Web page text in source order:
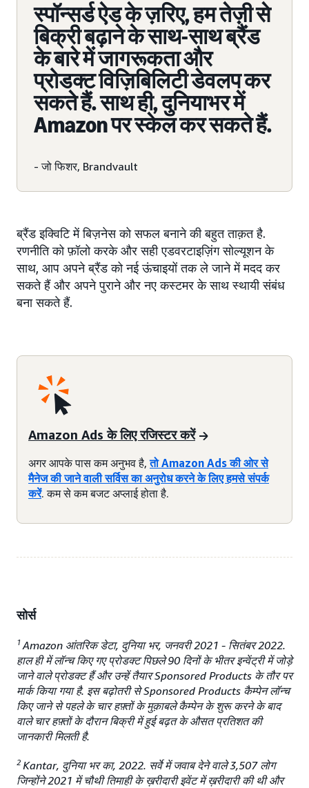
स्पॉन्सर्ड ऐड के ज़रिए, हम तेज़ी से
बिक्री बढ़ाने के साथ-साथ ब्रैंड
के बारे में जागरूकता और
प्रोडक्ट विज़िबिलिटी डेवलप कर
सकते हैं. साथ ही, दुनियाभर में
Amazon पर स्केल कर सकते हैं.
- जो फिशर, Brandvault
ब्रैंड इक्विटि में बिज़नेस को सफल बनाने की बहुत ताक़त है.
रणनीति को फ़ॉलो करके और सही एडवरटाइज़िंग सोल्यूशन के
साथ, आप अपने ब्रैंड को नई ऊंचाइयों तक ले जाने में मदद कर
सकते हैं और अपने पुराने और नए कस्टमर के साथ स्थायी संबंध
बना सकते हैं.
Amazon Ads के लिए रजिस्टर करें
अगर आपके पास कम अनुभव है,तो Amazon Ads की ओर से
मैनेज की जाने वाली सर्विस का अनुरोध करने के लिए हमसे संपर्क
करें. कम से कम बजट अप्लाई होता है.
सोर्स
1 Amazon आंतरिक डेटा, दुनिया भर, जनवरी 2021 - सितंबर 2022.
हाल ही में लॉन्च किए गए प्रोडक्ट पिछले 90 दिनों के भीतर इन्वेंट्री में जोड़े
जाने वाले प्रोडक्ट हैं और उन्हें तैयार Sponsored Products के तौर पर
मार्क किया गया है. इस बढ़ोतरी से Sponsored Products कैम्पेन लॉन्च
किए जाने से पहले के चार हफ़्तों के मुक़ाबले कैम्पेन के शुरू करने के बाद
वाले चार हफ़्तों के दौरान बिक्री में हुई बढ़त के औसत प्रतिशत की
जानकारी मिलती है.
2 Kantar, दुनिया भर का, 2022. सर्वे में जवाब देने वाले 3,507 लोग
जिन्होंने 2021 में चौथी तिमाही के ख़रीदारी इवेंट में ख़रीदारी की थी और